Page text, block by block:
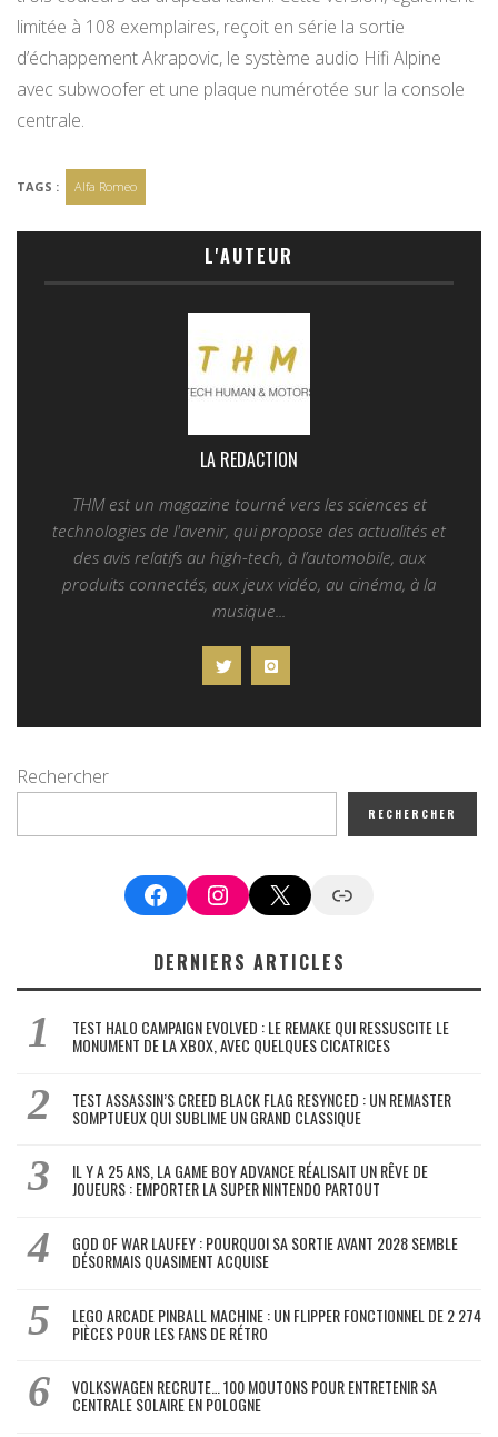
limitée à 108 exemplaires, reçoit en série la sortie
d’échappement Akrapovic, le système audio Hifi Alpine
avec subwoofer et une plaque numérotée sur la console
centrale.
TAGS : Alfa Romeo
L'AUTEUR
LA REDACTION
THM est un magazine tourné vers les sciences et
technologies de l'avenir, qui propose des actualités et
des avis relatifs au high-tech, à l’automobile, aux
produits connectés, aux jeux vidéo, au cinéma, à la
musique...
Rechercher
RECHERCHER
FacebookInstagram
X Google News
DERNIERS ARTICLES
TEST HALO CAMPAIGN EVOLVED : LE REMAKE QUI RESSUSCITE LE
MONUMENT DE LA XBOX, AVEC QUELQUES CICATRICES
TEST ASSASSIN’S CREED BLACK FLAG RESYNCED : UN REMASTER
SOMPTUEUX QUI SUBLIME UN GRAND CLASSIQUE
IL Y A 25 ANS, LA GAME BOY ADVANCE RÉALISAIT UN RÊVE DE
JOUEURS : EMPORTER LA SUPER NINTENDO PARTOUT
GOD OF WAR LAUFEY : POURQUOI SA SORTIE AVANT 2028 SEMBLE
DÉSORMAIS QUASIMENT ACQUISE
LEGO ARCADE PINBALL MACHINE : UN FLIPPER FONCTIONNEL DE 2 274
PIÈCES POUR LES FANS DE RÉTRO
VOLKSWAGEN RECRUTE… 100 MOUTONS POUR ENTRETENIR SA
CENTRALE SOLAIRE EN POLOGNE